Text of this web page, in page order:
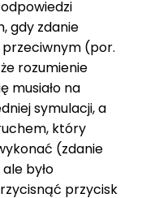
gdy zdanie
przeciwnym (por.
rozumienie
musiało na
symulacji, a
który
(zdanie
było
przycisk